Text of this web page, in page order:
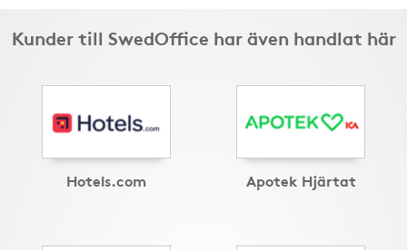
Kunder till SwedOffice har även handlat här
Hotels.com Apotek Hjärtat